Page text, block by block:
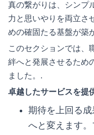
真の繋がりは、シンプ
力と思いやりを両立さ
めの確固たる基盤が築
このセクションでは、
絆へと発展させるため
ました。.
卓越したサービスを提
期待を上回る
へと変えます